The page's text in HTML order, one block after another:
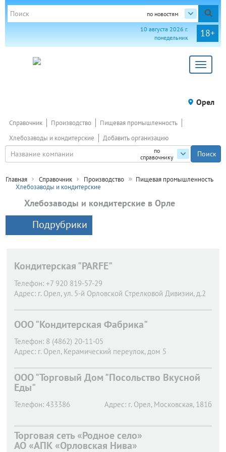
по новостям
18+
10 августа 2026 г.
понедельник
Toggle
Орел
по
справочнику
Справочник Производство
Пищевая промышленность
Хлебозаводы и кондитерские
Добавить организацию
Главная Справочник Производство
Пищевая промышленность
Хлебозаводы и кондитерские
Хлебозаводы и кондитерские в Орле
Подрубрики
Кондитерская "PARFE"
Телефон: +7 920 819-57-29
Адрес: г. Орел, ул. 5-й Орловской Стрелковой Дивизии, д.2
ООО "Кондитерская Фабрика"
Телефон: 8 (4862) 20-11-05
Адрес: г. Орел, Керамический переулок, дом 5
ООО "Торговый Дом "Посольство Вкусной
Еды"
Телефон: 433386 Адрес: г. Орел, Московская, 181б
Торговая сеть «Родное село»
АО «АПК «Орловская Нива»